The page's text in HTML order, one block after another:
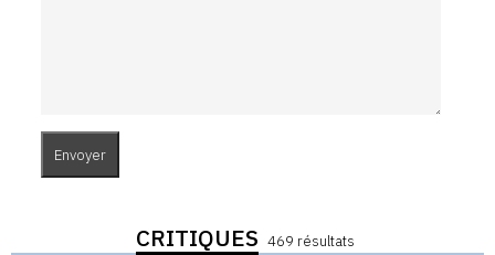
CRITIQUES 469 résultats